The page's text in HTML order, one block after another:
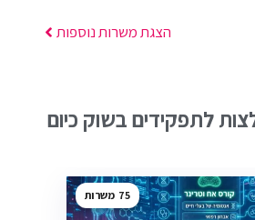
הצגת משרות נוספות
לתפקידים בשוק כיום
75